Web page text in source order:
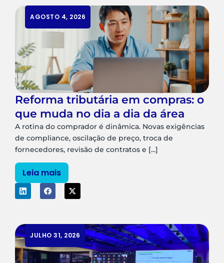
AGOSTO 4, 2026
Reforma tributária em compras: o
que muda no dia a dia da área
A rotina do comprador é dinâmica. Novas exigências
de compliance, oscilação de preço, troca de
fornecedores, revisão de contratos e [...]
Leia mais
JULHO 31, 2026